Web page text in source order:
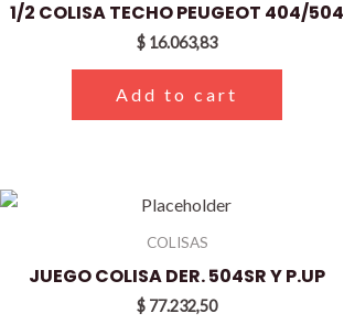
1/2 COLISA TECHO PEUGEOT 404/504
$ 16.063,83
Add to cart
COLISAS
JUEGO COLISA DER. 504SR Y P.UP
$ 77.232,50